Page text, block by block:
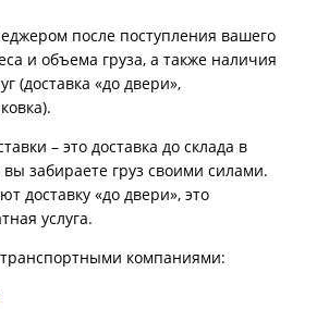
после поступления вашего
и объема груза, а также наличия
(доставка «до двери»,
– это доставка до склада в
забираете груз своими силами.
доставку «до двери», это
услуга.
компаниями: